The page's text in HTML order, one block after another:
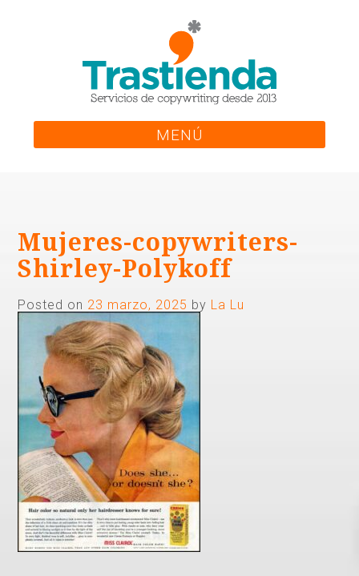
MENÚ
Mujeres-copywriters-
Shirley-Polykoff
Posted on 23 marzo, 2025 by La Lu